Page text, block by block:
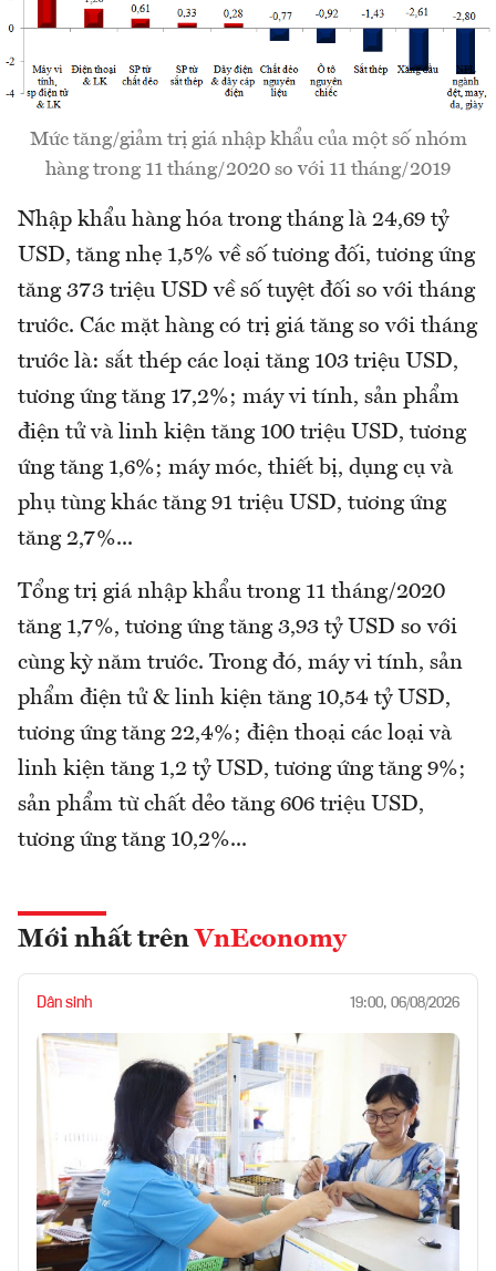
Mức tăng/giảm trị giá nhập khẩu của một số nhóm
hàng trong 11 tháng/2020 so với 11 tháng/2019
Nhập khẩu hàng hóa trong tháng là 24,69 tỷ
USD, tăng nhẹ 1,5% về số tương đối, tương ứng
tăng 373 triệu USD về số tuyệt đối so với tháng
trước. Các mặt hàng có trị giá tăng so với tháng
trước là: sắt thép các loại tăng 103 triệu USD,
tương ứng tăng 17,2%; máy vi tính, sản phẩm
điện tử và linh kiện tăng 100 triệu USD, tương
ứng tăng 1,6%; máy móc, thiết bị, dụng cụ và
phụ tùng khác tăng 91 triệu USD, tương ứng
tăng 2,7%...
Tổng trị giá nhập khẩu trong 11 tháng/2020
tăng 1,7%, tương ứng tăng 3,93 tỷ USD so với
cùng kỳ năm trước. Trong đó, máy vi tính, sản
phẩm điện tử & linh kiện tăng 10,54 tỷ USD,
tương ứng tăng 22,4%; điện thoại các loại và
linh kiện tăng 1,2 tỷ USD, tương ứng tăng 9%;
sản phẩm từ chất dẻo tăng 606 triệu USD,
tương ứng tăng 10,2%...
Mới nhất trên VnEconomy
Dân sinh 19:00, 06/08/2026